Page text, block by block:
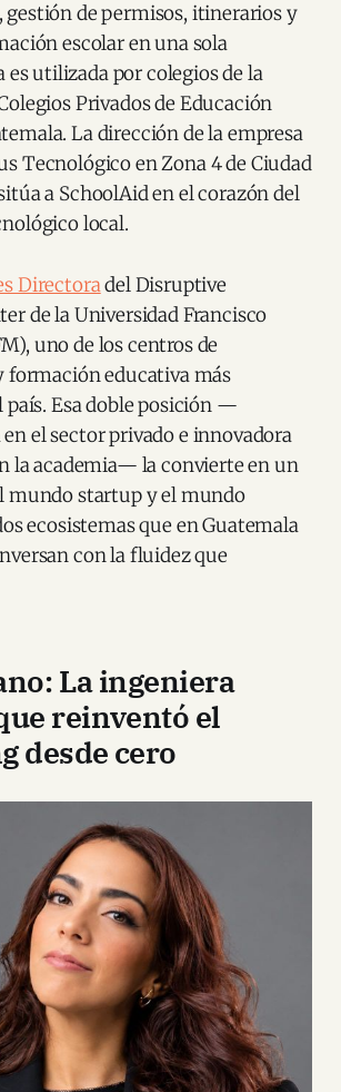
de permisos, itinerarios y
escolar en una sola
es utilizada por colegios de la
Privados de Educación
La dirección de la empresa
Tecnológico en Zona 4 de Ciudad
a SchoolAid en el corazón del
local.
Directoradel Disruptive
de la Universidad Francisco
uno de los centros de
formación educativa más
Esa doble posición —
el sector privado e innovadora
la academia— la convierte en un
mundo startup y el mundo
ecosistemas que en Guatemala
con la fluidez que
La ingeniera
reinventó el
desde cero